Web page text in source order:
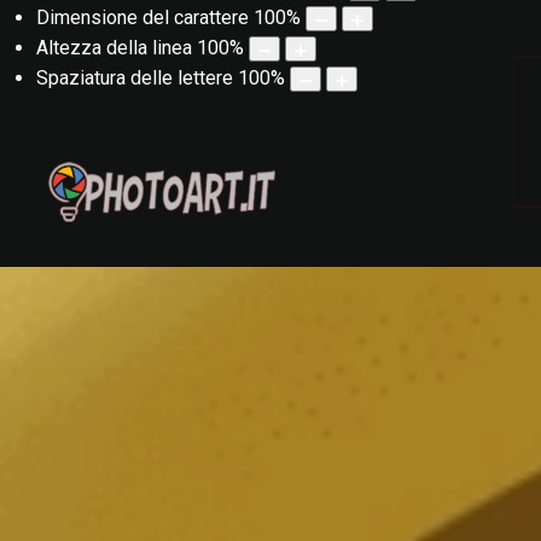
Dimensione del carattere 100%
Altezza della linea 100%
Spaziatura delle lettere 100%